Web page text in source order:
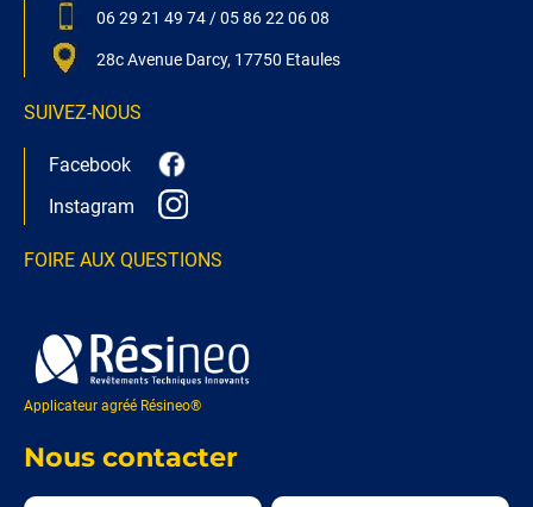
06 29 21 49 74 /05 86 22 06 08
28c Avenue Darcy, 17750 Etaules
SUIVEZ-NOUS
Facebook
Instagram
FOIRE AUX QUESTIONS
Applicateur agréé Résineo®
Nous contacter